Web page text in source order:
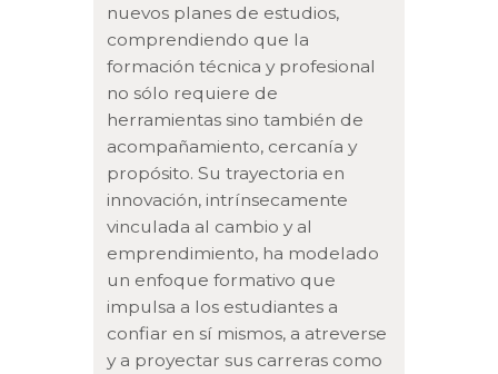
nuevos planes de estudios,
comprendiendo que la
formación técnica y profesional
no sólo requiere de
herramientas sino también de
acompañamiento, cercanía y
propósito. Su trayectoria en
innovación, intrínsecamente
vinculada al cambio y al
emprendimiento, ha modelado
un enfoque formativo que
impulsa a los estudiantes a
confiar en sí mismos, a atreverse
y a proyectar sus carreras como